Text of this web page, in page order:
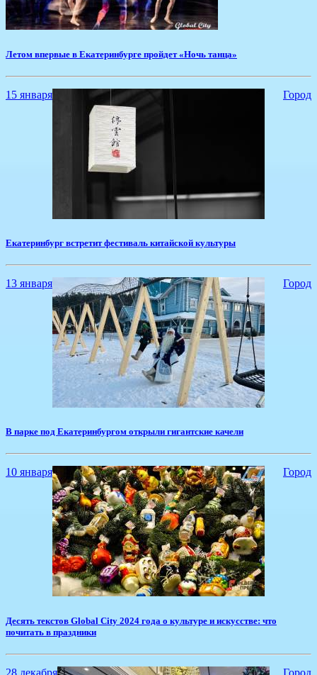
​Летом впервые в Екатеринбурге пройдет «Ночь танца»
15 января Город
Екатеринбург встретит фестиваль китайской культуры
13 января Город
​В парке под Екатеринбургом открыли гигантские качели
10 января Город
Десять текстов Global City 2024 года о культуре и искусстве: что
почитать в праздники
28 декабря Город